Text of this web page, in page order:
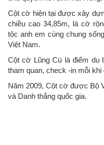
Cột cờ hiện tại được xây
chiều cao 34,85m, lá cờ
tộc anh em cùng chung
Việt Nam.
Cột cờ Lũng Cú là điểm du
tham quan, check -in mỗi
Năm 2009, Cột cờ được Bộ
và Danh thắng quốc gia.